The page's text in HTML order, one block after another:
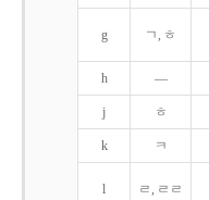
g ㄱ, ㅎ
h ―
j ㅎ
k ㅋ
l ㄹ, ㄹㄹ